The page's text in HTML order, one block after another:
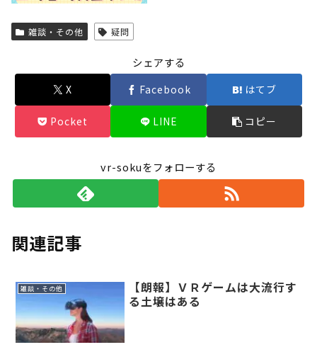
Powered by livedoor 相互RSS
雑談・その他 疑問
シェアする
X Facebook はてブ
Pocket LINE コピー
vr-sokuをフォローする
関連記事
雑談・その他
【朗報】ＶＲゲームは大流行す
る土壌はある